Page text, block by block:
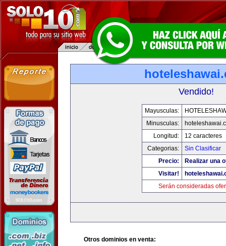
Vendido!
Mayusculas:
Minusculas:
Longitud:
12 caracteres
Categorias:
Sin Clasificar
Precio:
Realizar una
Visitar!
Serán consideradas
Otros dominios en venta: